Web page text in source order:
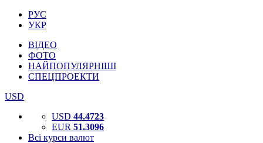
РУС
УКР
ВІДЕО
ФОТО
НАЙПОПУЛЯРНІШІ
СПЕЦПРОЕКТИ
USD
USD 44.4723
EUR 51.3096
Всі курси валют